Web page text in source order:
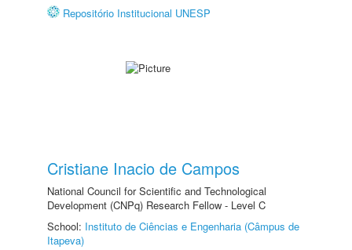
Repositório Institucional UNESP
Cristiane Inacio de Campos
National Council for Scientific and Technological
Development (CNPq) Research Fellow - Level C
School: Instituto de Ciências e Engenharia (Câmpus de
Itapeva)